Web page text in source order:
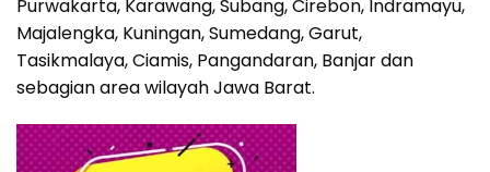
Purwakarta, Karawang, Subang, Cirebon, Indramayu,
Majalengka, Kuningan, Sumedang, Garut,
Tasikmalaya, Ciamis, Pangandaran, Banjar dan
sebagian area wilayah Jawa Barat.